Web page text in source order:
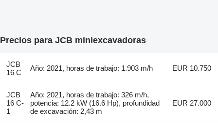
Precios para JCB miniexcavadoras
JCB
16 C
Año: 2021, horas de trabajo: 1.903 m/h EUR 10.750
JCB
16 C-
1
Año: 2021, horas de trabajo: 326 m/h,
potencia: 12.2 kW (16.6 Hp), profundidad
de excavación: 2,43 m
EUR 27.000